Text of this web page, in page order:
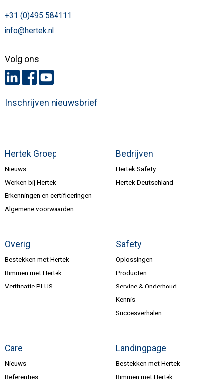
Hertek Groep
Nieuws
Werken bij Hertek
Erkenningen en certificeringen
Algemene voorwaarden
Bedrijven
Hertek Safety
Hertek Deutschland
Overig
Bestekken met Hertek
Bimmen met Hertek
Verificatie PLUS
Safety
Oplossingen
Producten
Service & Onderhoud
Kennis
Succesverhalen
Care
Nieuws
Referenties
Landingpage
Bestekken met Hertek
Bimmen met Hertek
+31 (0)495 584111
info@hertek.nl
Volg ons
Inschrijven nieuwsbrief